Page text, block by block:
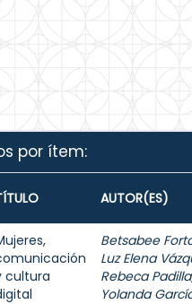
por ítem:
AUTOR(ES)
cultura
Betsabee
Luz Elena
Rebeca Padilla
Yolanda